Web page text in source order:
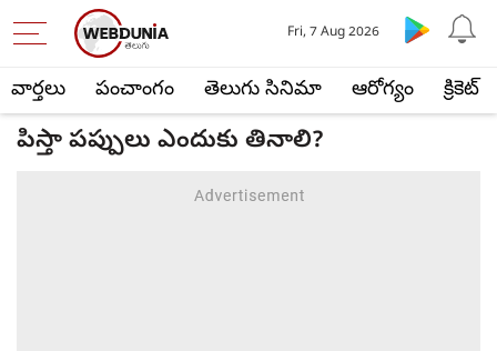
వార్తలు పంచాంగం తెలుగు సినిమా ఆరోగ్యం క్రికెట్
Fri, 7 Aug 2026
పిస్తా పప్పులు ఎందుకు తినాలి?